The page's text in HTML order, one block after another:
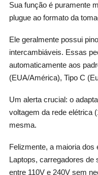
Sua função é puramente
plugue ao formato da
Ele geralmente possui
intercambiáveis. Essas
automaticamente aos
(EUA/América), Tipo C
Um alerta crucial: o
voltagem da rede elétrica
mesma.
Felizmente, a maioria dos
Laptops, carregadores de
entre 110V e 240V sem